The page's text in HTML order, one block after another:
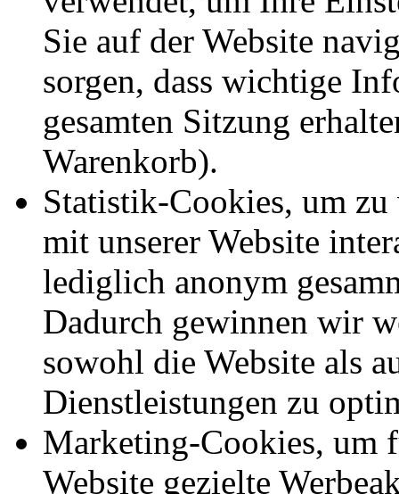
Sie auf der Website
sorgen, dass wichtige
gesamten Sitzung
Warenkorb).
Statistik-Cookies, um zu
mit unserer Website
lediglich anonym
Dadurch gewinnen wir
sowohl die Website als
Dienstleistungen zu
Marketing-Cookies, um
Website gezielte